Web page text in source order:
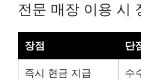
전문 매장 이용 시
장점 단
즉시 현금 지급 수